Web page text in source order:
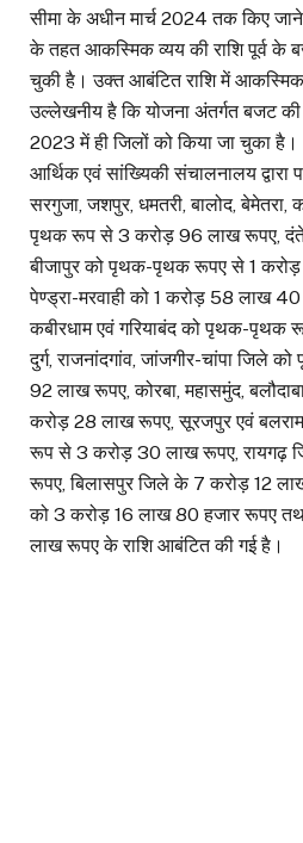
सीमा के अधीन मार्च 2024 तक किए
के तहत आकस्मिक व्यय की राशि पूर्व के
चुकी है। उक्त आबंटित राशि में आकस्मिक
उल्लेखनीय है कि योजना अंतर्गत बजट की
2023 में ही जिलों को किया जा चुका है।
आर्थिक एवं सांख्यिकी संचालनालय द्वारा
सरगुजा, जशपुर, धमतरी, बालोद,
पृथक रूप से 3 करोड़ 96 लाख रूपए,
बीजापुर को पृथक-पृथक रूपए से 1
पेण्ड्रा-मरवाही को 1 करोड़ 58 लाख 40
कबीरधाम एवं गरियाबंद को पृथक-
दुर्ग, राजनांदगांव, जांजगीर-चांपा
92 लाख रूपए, कोरबा, महासमुंद,
करोड़ 28 लाख रूपए, सूरजपुर एवं
रूप से 3 करोड़ 30 लाख रूपए, रायगढ़
रूपए, बिलासपुर जिले के 7 करोड़ 12
को 3 करोड़ 16 लाख 80 हजार रूपए
लाख रूपए के राशि आबंटित की गई है।